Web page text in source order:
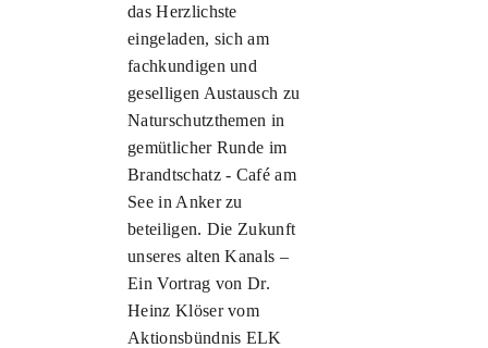
das Herzlichste
eingeladen, sich am
fachkundigen und
geselligen Austausch zu
Naturschutzthemen in
gemütlicher Runde im
Brandtschatz - Café am
See in Anker zu
beteiligen. Die Zukunft
unseres alten Kanals –
Ein Vortrag von Dr.
Heinz Klöser vom
Aktionsbündnis ELK